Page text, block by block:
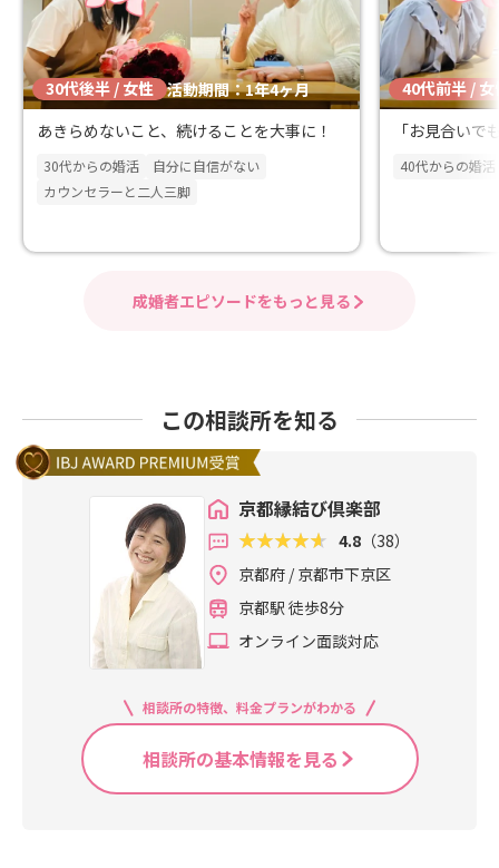
30代後半 / 女性 活動期間：1年4ヶ月
あきらめないこと、続けることを大事に！
30代からの婚活
自分に自信がない
カウンセラーと二人三脚
40代前半 / 女
「お見合いで
40代からの婚活
成婚者エピソードをもっと見る
この相談所を知る
京都縁結び倶楽部
4.8 （38）
京都府 / 京都市下京区
京都駅 徒歩8分
オンライン面談対応
相談所の特徴、料金プランがわかる
相談所の基本情報を見る